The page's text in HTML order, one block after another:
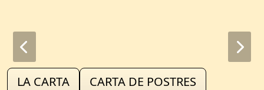
LA CARTA
CARTA DE POSTRES